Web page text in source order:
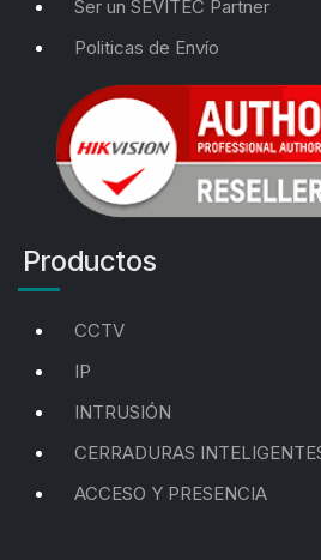
Ser un SEVITEC Partner
Politicas de Envío
Productos
CCTV
IP
INTRUSIÓN
CERRADURAS
ACCESO Y PRESENCIA